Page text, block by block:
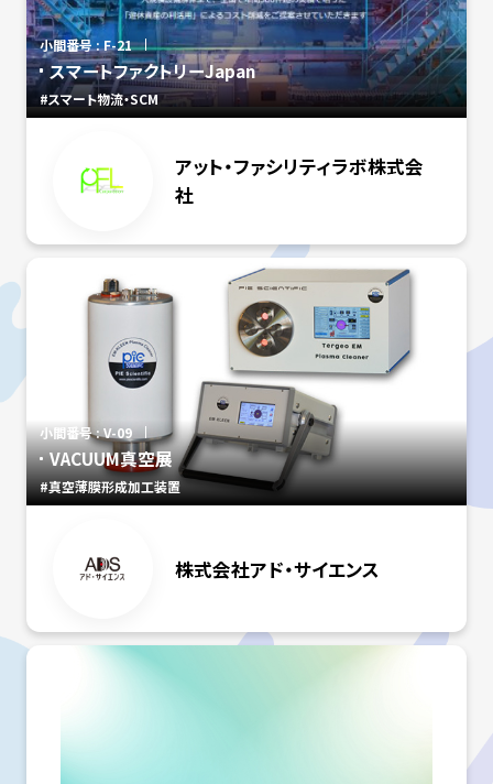
小間番号 : F-21
スマートファクトリーJapan
#スマート物流・SCM
アット・ファシリティラボ株式会
社
小間番号 : V-09
VACUUM真空展
#真空薄膜形成加工装置
株式会社アド・サイエンス